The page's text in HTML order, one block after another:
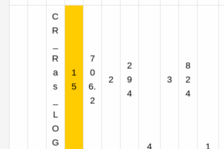
C
R
R
a
s
L
O
G
1
5
7
0
6.
2
2
2
9
4
4
3
8
2
4
1